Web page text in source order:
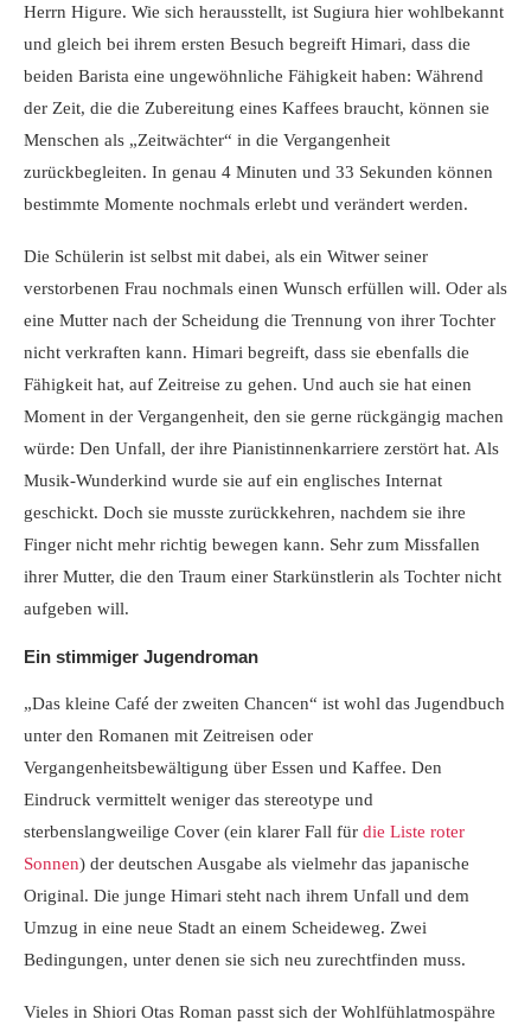
Herrn Higure. Wie sich herausstellt, ist Sugiura hier wohlbekannt
und gleich bei ihrem ersten Besuch begreift Himari, dass die
beiden Barista eine ungewöhnliche Fähigkeit haben: Während
der Zeit, die die Zubereitung eines Kaffees braucht, können sie
Menschen als „Zeitwächter“ in die Vergangenheit
zurückbegleiten. In genau 4 Minuten und 33 Sekunden können
bestimmte Momente nochmals erlebt und verändert werden.
Die Schülerin ist selbst mit dabei, als ein Witwer seiner
verstorbenen Frau nochmals einen Wunsch erfüllen will. Oder als
eine Mutter nach der Scheidung die Trennung von ihrer Tochter
nicht verkraften kann. Himari begreift, dass sie ebenfalls die
Fähigkeit hat, auf Zeitreise zu gehen. Und auch sie hat einen
Moment in der Vergangenheit, den sie gerne rückgängig machen
würde: Den Unfall, der ihre Pianistinnenkarriere zerstört hat. Als
Musik-Wunderkind wurde sie auf ein englisches Internat
geschickt. Doch sie musste zurückkehren, nachdem sie ihre
Finger nicht mehr richtig bewegen kann. Sehr zum Missfallen
ihrer Mutter, die den Traum einer Starkünstlerin als Tochter nicht
aufgeben will.
Ein stimmiger Jugendroman
„Das kleine Café der zweiten Chancen“ ist wohl das Jugendbuch
unter den Romanen mit Zeitreisen oder
Vergangenheitsbewältigung über Essen und Kaffee. Den
Eindruck vermittelt weniger das stereotype und
sterbenslangweilige Cover (ein klarer Fall für die Liste roter
Sonnen) der deutschen Ausgabe als vielmehr das japanische
Original. Die junge Himari steht nach ihrem Unfall und dem
Umzug in eine neue Stadt an einem Scheideweg. Zwei
Bedingungen, unter denen sie sich neu zurechtfinden muss.
Vieles in Shiori Otas Roman passt sich der Wohlfühlatmospähre